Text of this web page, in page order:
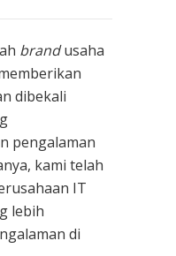
brandusaha
dibekali
pengalaman
kami telah
IT
lebih
di